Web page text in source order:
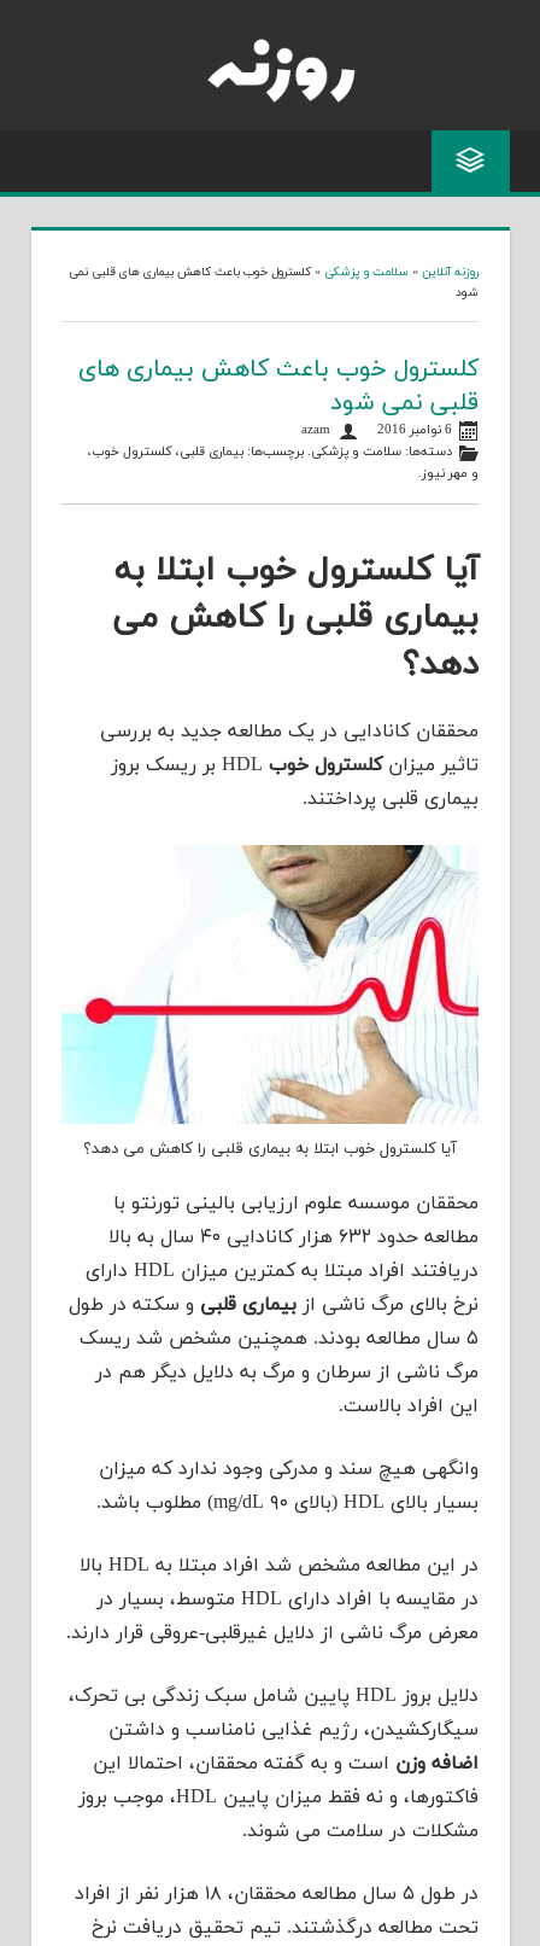
روزنه آنلاین » سلامت و پزشکی » کلسترول خوب باعث کاهش بیماری های قلبی نمی
شود
کلسترول خوب باعث کاهش بیماری های
قلبی نمی شود
6 نوامبر 2016
دسته‌ها:سلامت و پزشکی. برچسب‌ها:بیماری قلبی،کلسترول خوب،
و مهر نیوز.
آیا کلسترول خوب ابتلا به
بیماری قلبی را کاهش می
دهد؟
محققان کانادایی در یک مطالعه جدید به بررسی
تاثیر میزانکلسترول خوب
HDL بر ریسک بروز
بیماری قلبی پرداختند.
آیا کلسترول خوب ابتلا به بیماری قلبی را کاهش می دهد؟
محققان موسسه علوم ارزیابی بالینی تورنتو با
مطالعه حدود ۶۳۲ هزار کانادایی ۴۰ سال به بالا
دریافتند افراد مبتلا به کمترین میزان HDL دارای
نرخ بالای مرگ ناشی از بیماری قلبی و سکته در طول
۵ سال مطالعه بودند. همچنین مشخص شد ریسک
مرگ ناشی از سرطان و مرگ به دلایل دیگر هم در
این افراد بالاست.
وانگهی هیچ سند و مدرکی وجود ندارد که میزان
بسیار بالای HDL (بالای ۹۰ mg/dL) مطلوب باشد.
در این مطالعه مشخص شد افراد مبتلا به HDL بالا
در مقایسه با افراد دارای HDL متوسط، بسیار در
معرض مرگ ناشی از دلایل غیرقلبی-عروقی قرار دارند.
دلایل بروز HDL پایین شامل سبک زندگی بی تحرک،
سیگارکشیدن، رژیم غذایی نامناسب و داشتن
اضافه وزن است و به گفته محققان، احتمالا این
فاکتورها، و نه فقط میزان پایین HDL، موجب بروز
مشکلات در سلامت می شوند.
در طول ۵ سال مطالعه محققان، ۱۸ هزار نفر از افراد
تحت مطالعه درگذشتند. تیم تحقیق دریافت نرخ